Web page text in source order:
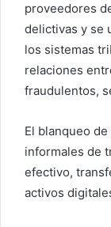
proveedores
delictivas y se
los sistemas
relaciones
fraudulentos,
El blanqueo
informales de
efectivo,
activos